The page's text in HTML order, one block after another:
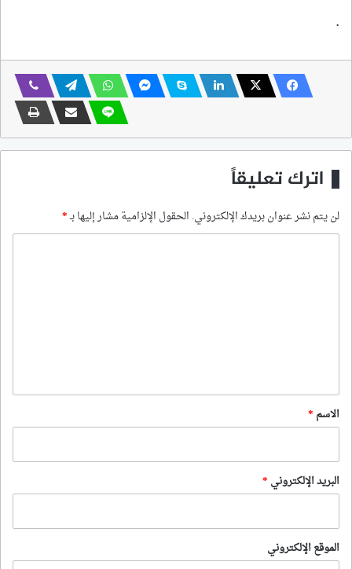
.
اترك تعليقاً
لن يتم نشر عنوان بريدك الإلكتروني. الحقول الإلزامية مشار إليها بـ*
*
الاسم *
البريد الإلكتروني *
الموقع الإلكتروني